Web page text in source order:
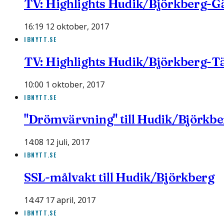
TV: Highlights Hudik/Björkberg-
16:19 12 oktober, 2017
IBNYTT.SE
TV: Highlights Hudik/Björkberg-
10:00 1 oktober, 2017
IBNYTT.SE
"Drömvärvning" till Hudik/
14:08 12 juli, 2017
IBNYTT.SE
SSL-målvakt till Hudik/Björkberg
14:47 17 april, 2017
IBNYTT.SE